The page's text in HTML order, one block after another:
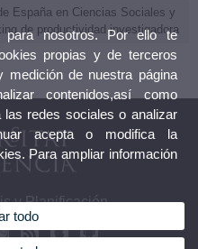
España en Ciencias Sociales y
de productividad investigadora
y Planificación
para nosotros. Por ello te
propias y de terceros
medición de nuestra página
contenidos,así como
las redes sociales o analizar
acepta o modifica la
Para ampliar información
todo